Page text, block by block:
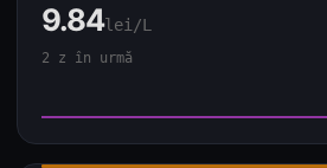
9.84lei/L
2 z în urmă